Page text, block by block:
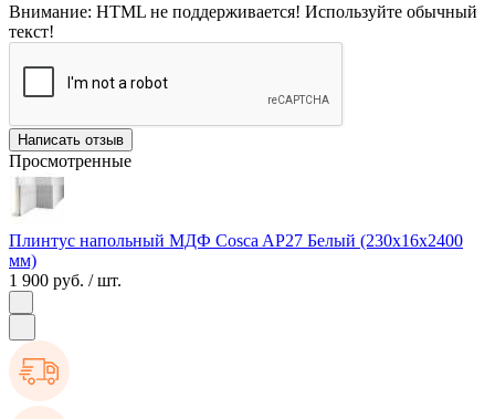
Внимание: HTML не поддерживается! Используйте обычный
текст!
Написать отзыв
Просмотренные
Плинтус напольный МДФ Cosca AP27 Белый (230х16х2400
мм)
1 900 руб. / шт.